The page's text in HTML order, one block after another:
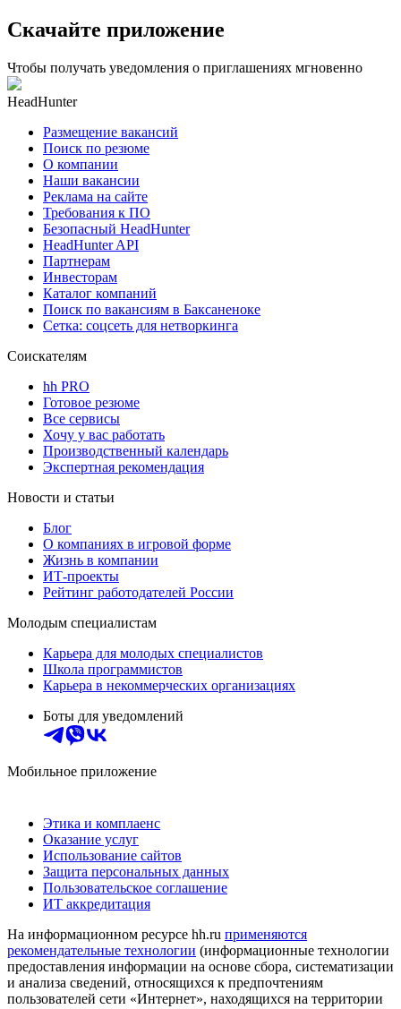
Скачайте приложение
Чтобы получать уведомления о приглашениях мгновенно
HeadHunter
Размещение вакансий
Поиск по резюме
О компании
Наши вакансии
Реклама на сайте
Требования к ПО
Безопасный HeadHunter
HeadHunter API
Партнерам
Инвесторам
Каталог компаний
Поиск по вакансиям в Баксаненоке
Сетка: соцсеть для нетворкинга
Соискателям
hh PRO
Готовое резюме
Все сервисы
Хочу у вас работать
Производственный календарь
Экспертная рекомендация
Новости и статьи
Блог
О компаниях в игровой форме
Жизнь в компании
ИТ-проекты
Рейтинг работодателей России
Молодым специалистам
Карьера для молодых специалистов
Школа программистов
Карьера в некоммерческих организациях
Боты для уведомлений
Мобильное приложение
Этика и комплаенс
Оказание услуг
Использование сайтов
Защита персональных данных
Пользовательское соглашение
ИТ аккредитация
На информационном ресурсе hh.ru применяются
рекомендательные технологии (информационные технологии
предоставления информации на основе сбора, систематизации
и анализа сведений, относящихся к предпочтениям
пользователей сети «Интернет», находящихся на территории